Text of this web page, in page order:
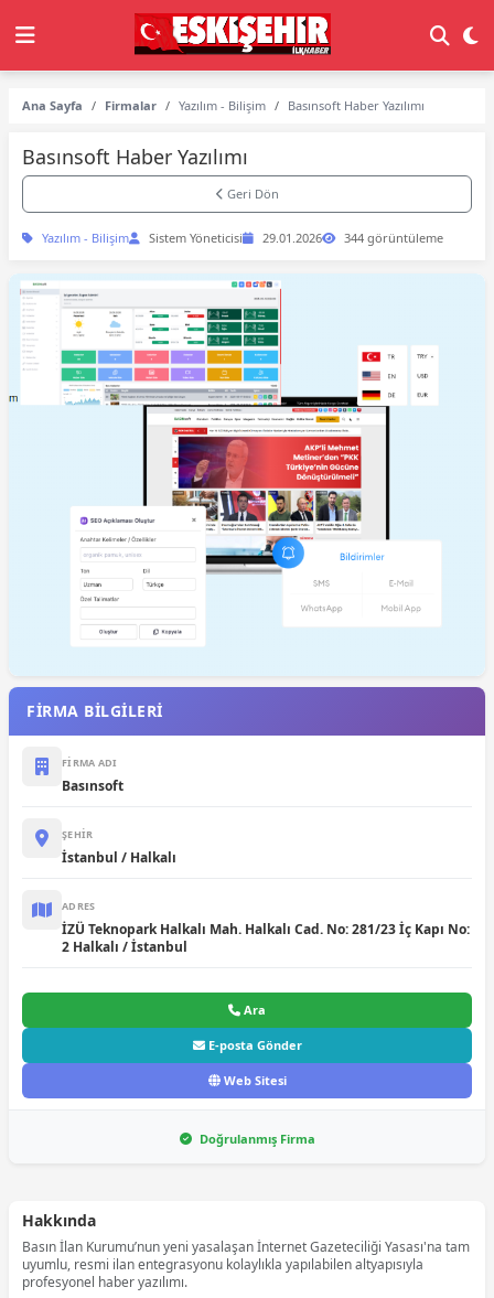
Ana Sayfa Firmalar Yazılım - Bilişim Basınsoft Haber Yazılımı
Basınsoft Haber Yazılımı
Geri Dön
Yazılım - Bilişim Sistem Yöneticisi 29.01.2026 344 görüntüleme
FİRMA BİLGİLERİ
FIRMA ADI
Basınsoft
ŞEHIR
İstanbul / Halkalı
ADRES
İZÜ Teknopark Halkalı Mah. Halkalı Cad. No: 281/23 İç Kapı No:
2 Halkalı / İstanbul
Ara
E-posta Gönder
Web Sitesi
Doğrulanmış Firma
Hakkında
Basın İlan Kurumu’nun yeni yasalaşan İnternet Gazeteciliği Yasası'na tam
uyumlu, resmi ilan entegrasyonu kolaylıkla yapılabilen altyapısıyla
profesyonel haber yazılımı.